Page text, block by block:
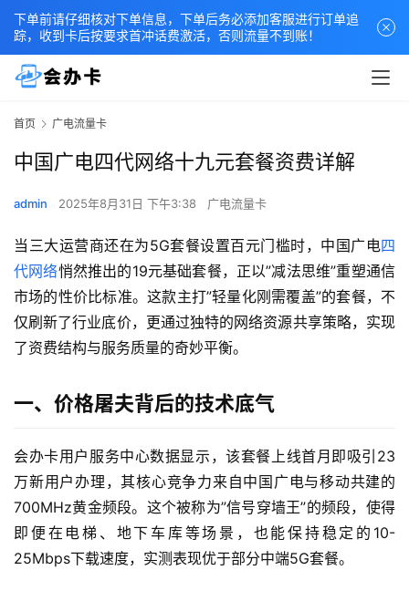
首页 广电流量卡
中国广电四代网络十九元套餐资费详解
admin 2025年8月31日 下午3:38 广电流量卡
当三大运营商还在为5G套餐设置百元门槛时，中国广电四
代网络悄然推出的19元基础套餐，正以”减法思维”重塑通信
市场的性价比标准。这款主打”轻量化刚需覆盖”的套餐，不
仅刷新了行业底价，更通过独特的网络资源共享策略，实现
了资费结构与服务质量的奇妙平衡。
一、价格屠夫背后的技术底气
会办卡用户服务中心数据显示，该套餐上线首月即吸引23
万新用户办理，其核心竞争力来自中国广电与移动共建的
700MHz黄金频段。这个被称为”信号穿墙王”的频段，使得
即便在电梯、地下车库等场景，也能保持稳定的10-
25Mbps下载速度，实测表现优于部分中端5G套餐。
下单前请仔细核对下单信息，下单后务必添加客服进行订单追
踪，收到卡后按要求首冲话费激活，否则流量不到账！